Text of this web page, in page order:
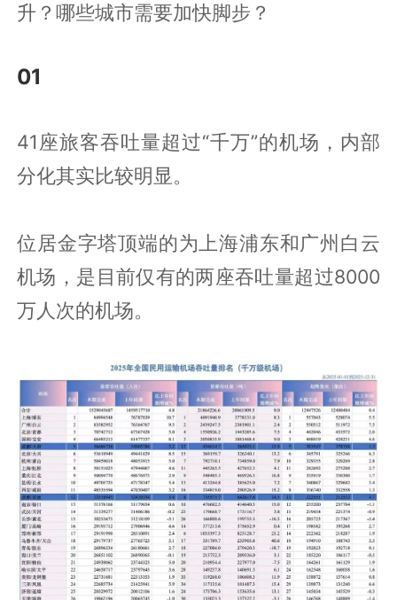
升？哪些城市需要加快脚步？
01
41座旅客吞吐量超过“千万”的机场，内部
分化其实比较明显。
位居金字塔顶端的为上海浦东和广州白云
机场，是目前仅有的两座吞吐量超过8000
万人次的机场。